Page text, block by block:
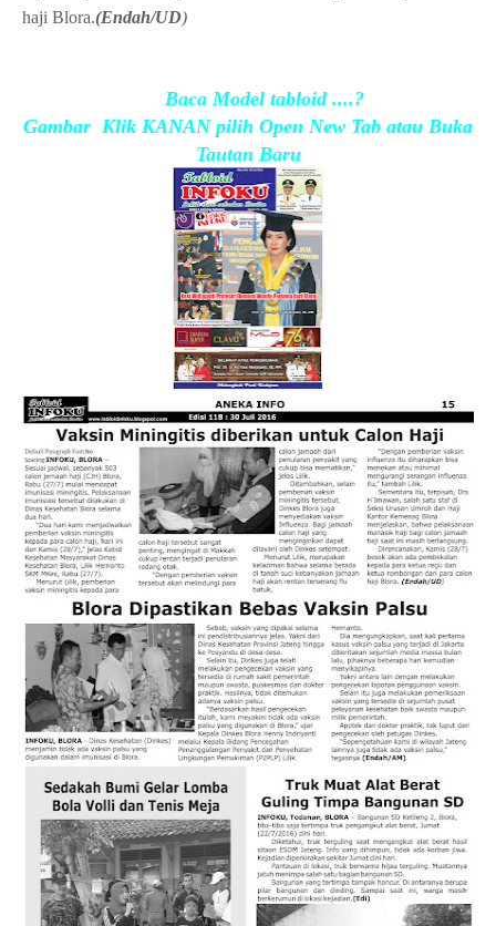
haji Blora.(Endah/UD)
Baca Model tabloid ....?
Gambar Klik KANAN pilih Open New Tab atau Buka
Tautan Baru